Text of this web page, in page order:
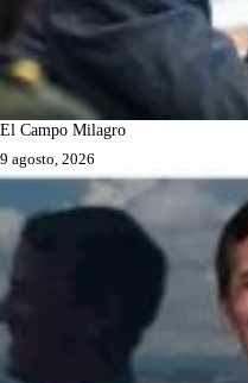
El Campo Milagro
9 agosto, 2026